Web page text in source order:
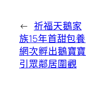
← 祈福天鵝家
族15年首甜包養
網次孵出鵝寶寶
引眾鄰居圍觀